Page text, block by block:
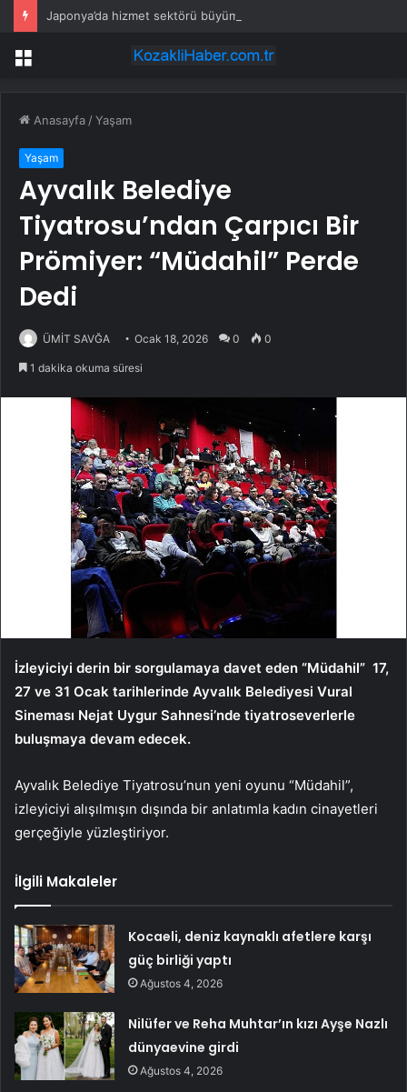
Menü
Anasayfa /Yaşam
Yaşam
Ayvalık Belediye
Tiyatrosu’ndan Çarpıcı Bir
Prömiyer: “Müdahil” Perde
Dedi
ÜMİT SAVĞA Ocak 18, 2026 0 0
1 dakika okuma süresi
İzleyiciyi derin bir sorgulamaya davet eden “Müdahil” 17,
27 ve 31 Ocak tarihlerinde Ayvalık Belediyesi Vural
Sineması Nejat Uygur Sahnesi’nde tiyatroseverlerle
buluşmaya devam edecek.
Ayvalık Belediye Tiyatrosu’nun yeni oyunu “Müdahil”,
izleyiciyi alışılmışın dışında bir anlatımla kadın cinayetleri
gerçeğiyle yüzleştiriyor.
İlgili Makaleler
Kocaeli, deniz kaynaklı afetlere karşı
güç birliği yaptı
Ağustos 4, 2026
Nilüfer ve Reha Muhtar’ın kızı Ayşe Nazlı
dünyaevine girdi
Ağustos 4, 2026